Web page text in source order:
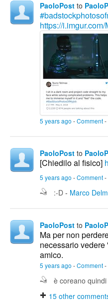
PaoloPost to
https://i.imgur.com/
5 years ago -Comment-
PaoloPost to
[Chiedilo al fisico]
5 years ago -Comment-
:-D - Marco
PaoloPost to
Ma per non
necessario
amico.
5 years ago -Comment-
è coreano
15 other